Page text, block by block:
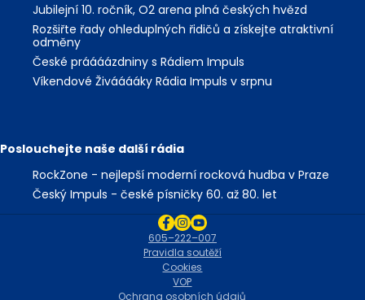
Jubilejní 10. ročník, O2 arena plná českých hvězd
Rozšiřte řady ohleduplných řidičů a získejte atraktivní
odměny
České práááázdniny s Rádiem Impuls
Víkendové Živááááky Rádia Impuls v srpnu
Poslouchejte naše další rádia
RockZone - nejlepší moderní rocková hudba v Praze
Český Impuls - české písničky 60. až 80. let
Ochrana osobních údajů
VOP
Cookies
Pravidla soutěží
605–222–007